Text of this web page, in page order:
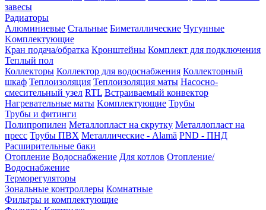
завесы
Радиаторы
Алюминиевые Стальные Биметаллические Чугунные
Kомплектующие
Кран подача/обратка Кронштейны Комплект для подключения
Теплый пол
Коллекторы Коллектор для водоснабжения Коллекторный
шкаф Теплоизоляция Теплоизоляция маты Насосно-
смесительный узел RTL Встраиваемый конвектор
Нагревательные маты Kомплектующие Трубы
Трубы и фитинги
Полипропилен Металлопласт на скрутку Металлопласт на
пресс Трубы ПВХ Металлические - Alamă PND - ПНД
Расширительные баки
Отопление Водоснабжение Для котлов Отопление/
Водоснабжение
Терморегуляторы
Зональные контроллеры Комнатные
Фильтры и комплектующие